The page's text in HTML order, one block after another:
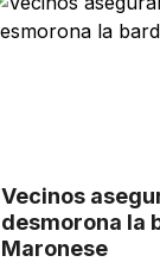
Vecinos
desmorona la
Maronese